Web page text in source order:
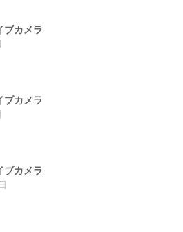
ブカメラ
ブカメラ
ブカメラ